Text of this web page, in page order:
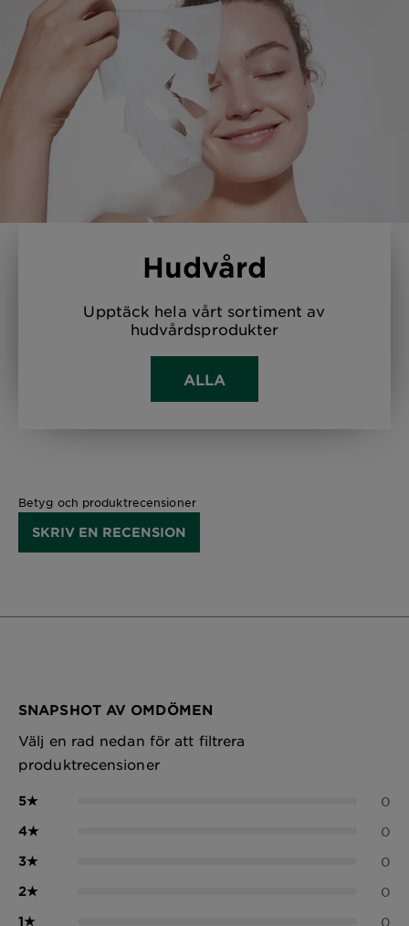
Hudvård
Upptäck hela vårt sortiment av
hudvårdsprodukter
ALLA
Betyg och produktrecensioner
SKRIV EN RECENSION
SNAPSHOT AV OMDÖMEN
Välj en rad nedan för att filtrera
produktrecensioner
5★ 0
4★ 0
3★ 0
2★ 0
1★ 0